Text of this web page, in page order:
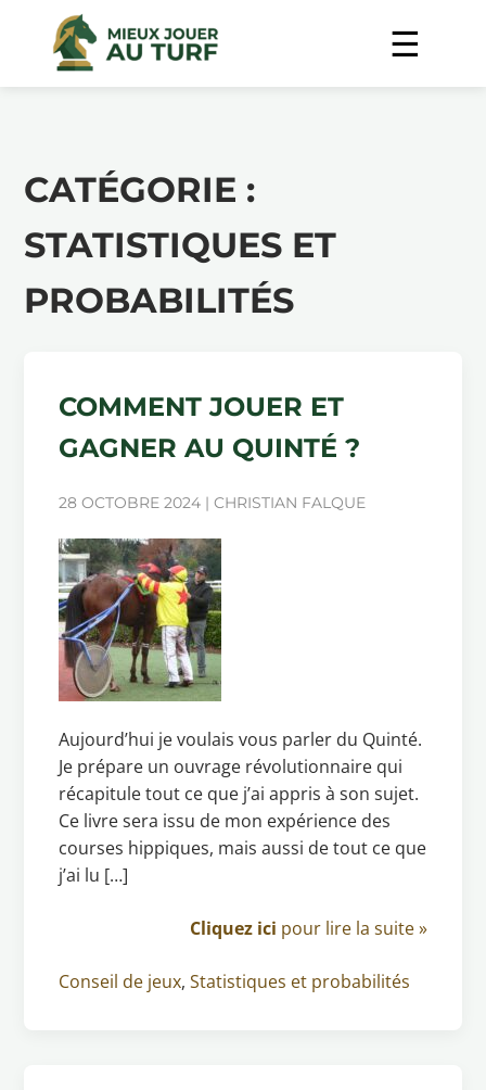
CATÉGORIE :
STATISTIQUES ET
PROBABILITÉS
COMMENT JOUER ET
GAGNER AU QUINTÉ ?
28 OCTOBRE 2024 | CHRISTIAN FALQUE
Aujourd’hui je voulais vous parler du Quinté.
Je prépare un ouvrage révolutionnaire qui
récapitule tout ce que j’ai appris à son sujet.
Ce livre sera issu de mon expérience des
courses hippiques, mais aussi de tout ce que
j’ai lu […]
Cliquez ici pour lire la suite »
Conseil de jeux,Statistiques et probabilités